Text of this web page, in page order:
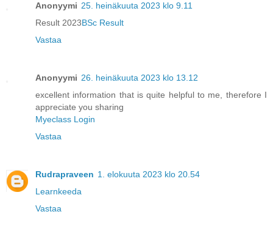
Anonyymi 25. heinäkuuta 2023 klo 9.11
Result 2023BSc Result
Vastaa
Anonyymi 26. heinäkuuta 2023 klo 13.12
excellent information that is quite helpful to me, therefore I
appreciate you sharing
Myeclass Login
Vastaa
Rudrapraveen 1. elokuuta 2023 klo 20.54
Learnkeeda
Vastaa